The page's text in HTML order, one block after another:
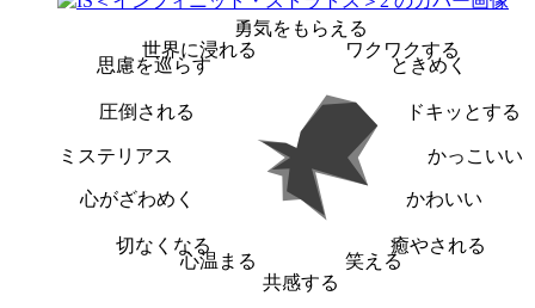
勇気をもらえる
ワクワクする
ときめく
ドキッとする
かっこいい
かわいい
癒やされる
笑える
共感する
心温まる
切なくなる
心がざわめく
ミステリアス
圧倒される
思慮を巡らす
世界に浸れる